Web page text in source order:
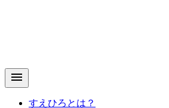
menu
すえひろとは？